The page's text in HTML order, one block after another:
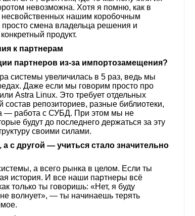
невозможна. Хотя я помню, как в
несвойственных нашим коробочным
смена владельца решения и
продукт.
к партнерам
партнеров из-за импортозамещения?
системы увеличилась в 5 раз, ведь мы
Даже если мы говорим просто про
Astra Linux. Это требует отдельных
репозиториев, разные библиотеки,
— работа с СУБД. При этом мы не
будут до последнего держаться за эту
своими силами.
с другой — учиться стало значительно
а всего рынка в целом. Если ты
история. И все наши партнеры всё
только ты говоришь: «Нет, я буду
волнует», — ты начинаешь терять